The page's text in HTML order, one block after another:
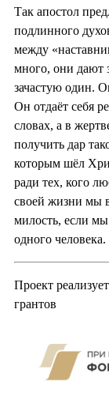
Так апостол
подлинного
между
много, они дают
зачастую один.
Он отдаёт себя
словах, а в
получить дар
которым шёл
ради тех, кого
своей жизни мы
милость, если
одного человека.
Проект
грантов